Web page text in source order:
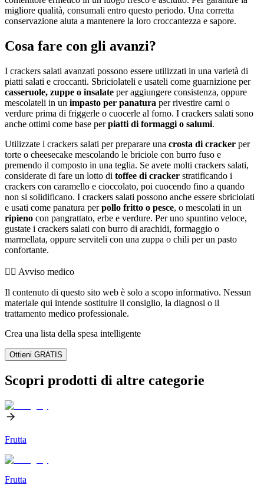
migliore qualità, consumali entro questo periodo. Una corretta
conservazione aiuta a mantenere la loro croccantezza e sapore.
Cosa fare con gli avanzi?
I crackers salati avanzati possono essere utilizzati in una varietà di
piatti salati e croccanti. Sbriciolateli e usateli come guarnizione per
casseruole, zuppe o insalate per aggiungere consistenza, oppure
mescolateli in un impasto per panatura per rivestire carni o
verdure prima di friggerle o cuocerle al forno. I crackers salati sono
anche ottimi come base perpiatti di formaggi o salumi.
Utilizzate i crackers salati per preparare una crosta di cracker per
torte o cheesecake mescolando le briciole con burro fuso e
premendo il composto in una teglia. Se avete molti crackers salati,
considerate di fare un lotto di toffee di cracker stratificando i
crackers con caramello e cioccolato, poi cuocendo fino a quando
non si solidificano. I crackers salati possono anche essere sbriciolati
e usati come panatura perpollo fritto o pesce, o mescolati in un
ripieno con pangrattato, erbe e verdure. Per uno spuntino veloce,
gustate i crackers salati con burro di arachidi, formaggio o
marmellata, oppure serviteli con una zuppa o chili per un pasto
confortante.
👨‍⚕️️ Avviso medico
Il contenuto di questo sito web è solo a scopo informativo. Nessun
materiale qui intende sostituire il consiglio, la diagnosi o il
trattamento medico professionale.
Crea una lista della spesa intelligente
Ottieni GRATIS
Scopri prodotti di altre categorie
Frutta
Frutta